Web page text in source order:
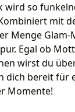
wird so
mit
Menge
Egal ob
wirst du
dich bereit für
Momente!